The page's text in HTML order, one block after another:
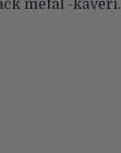
metal -kaveri.